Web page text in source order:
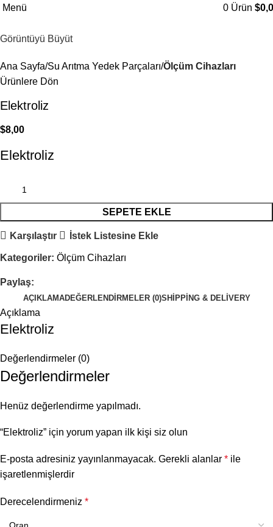
Menü 0 Ürün $
Görüntüyü Büyüt
Ana Sayfa Su Arıtma Yedek Parçaları Ölçüm Cihazları
Ürünlere Dön
Elektroliz
$8,00
Elektroliz
SEPETE EKLE
Karşılaştır İstek Listesine Ekle
Kategoriler: Ölçüm Cihazları
Paylaş:
AÇIKLAMADEĞERLENDIRMELER (0)SHIPPING & DELIVERY
Açıklama
Elektroliz
Değerlendirmeler (0)
Değerlendirmeler
Henüz değerlendirme yapılmadı.
“Elektroliz” için yorum yapan ilk kişi siz olun
E-posta adresiniz yayınlanmayacak. Gerekli alanlar * ile
işaretlenmişlerdir
Derecelendirmeniz *